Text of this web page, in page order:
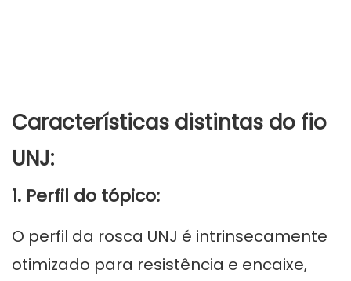
Características distintas do fio
UNJ:
1. Perfil do tópico:
O perfil da rosca UNJ é intrinsecamente
otimizado para resistência e encaixe,